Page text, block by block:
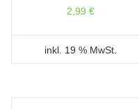
2,99 €
inkl. 19 % MwSt.